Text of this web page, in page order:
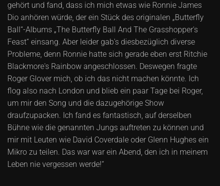
gehört und fand, dass ich mich etwas wie Ronnie James
Dio anhören würde, der ein Stück des originalen „Butterfly
Ball“-Albums „The Butterfly Ball And The Grasshopper's
Feast“ einsang. Aber leider gab's diesbezüglich diverse
Probleme, denn Ronnie hatte sich gerade eben erst Ritchie
Blackmore's Rainbow angeschlossen. Deswegen fragte
Roger Glover mich, ob ich das nicht machen könnte. Ich
flog also nach London und blieb ein paar Tage bei Roger,
um mir den Song und die dazugehörige Show
draufzupacken. Ich fand es fantastisch, auf derselben
Bühne wie die genannten Jungs auftreten zu können und
mir mit Leuten wie David Coverdale oder Glenn Hughes ein
Mikro zu teilen. Das war war ein Abend, den ich in meinem
Leben nie vergessen werde!“